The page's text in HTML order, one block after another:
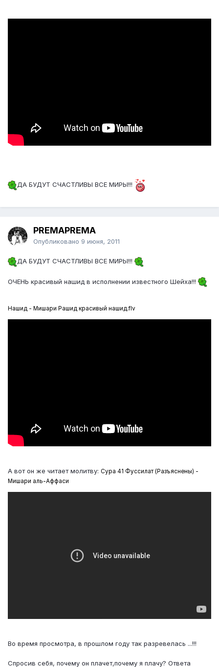
ДА БУДУТ СЧАСТЛИВЫ ВСЕ МИРЫ!!!
PREMAPREMA
Опубликовано 9 июня, 2011
ДА БУДУТ СЧАСТЛИВЫ ВСЕ МИРЫ!!!
ОЧЕНЬ красивый нашид в исполнении известного Шейха!!!
Нашид - Мишари Рашид красивый нашид.flv
А вот он же читает молитву: Сура 41 Фуссилат (Разъяснены) -
Мишари аль-Аффаси
Во время просмотра, в прошлом году так разревелась ...!!!
Спросив себя, почему он плачет,почему я плачу? Ответа